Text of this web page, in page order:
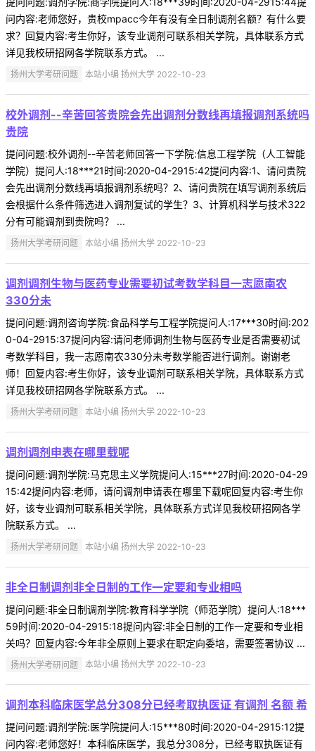
问内容:老师您好，贵校mpacc今年有没有全日制调剂名额？有什么要
求？回复内容:考生你好，该专业调剂可联系相关学院，具体联系方式
详见我校研招网各学院联系方式。 ...
扬州大学考研问题 本站小编 扬州大学 2022-10-23
校外调剂--辛苦回答贵院会先出调剂分数线再填报调剂系统吗
贵院
提问问题:校外调剂--辛苦老师回答一下学院:信息工程学院（人工智能
学院）提问人:18***21时间:2020-04-2915:42提问内容:1、请问贵院
会先出调剂分数线再填报调剂系统吗？2、请问贵院在填写调剂系统后
会根据什么条件筛选进入调剂复试的学生？3、计算机科学与技术322
分有可能调剂到贵院吗？ ...
扬州大学考研问题 本站小编 扬州大学 2022-10-23
调剂调剂生物与医药专业需要初试考数学科目一志愿南农
330分未
提问问题:调剂咨询学院:食品科学与工程学院提问人:17***30时间:202
0-04-2915:37提问内容:请问老师调剂生物与医药专业是否需要初试
考数学科目，我一志愿南农330分未考数学能否进行调剂。谢谢老
师！回复内容:考生你好，该专业调剂可联系相关学院，具体联系方式
详见我校研招网各学院联系方式。 ...
扬州大学考研问题 本站小编 扬州大学 2022-10-23
调剂调剂申表在哪里载呢
提问问题:调剂学院:马克思主义学院提问人:15***27时间:2020-04-29
15:42提问内容:老师，请问调剂申请表在哪里下载呢回复内容:考生你
好，该专业调剂可联系相关学院，具体联系方式详见我校研招网各学
院联系方式。 ...
扬州大学考研问题 本站小编 扬州大学 2022-10-23
非全日制调剂非全日制的工作一定要和专业相吗
提问问题:非全日制调剂学院:教育科学学院（师范学院）提问人:18***
59时间:2020-04-2915:18提问内容:非全日制的工作一定要和专业相
关吗？回复内容:今年非全原则上要求在职定向委培，需要签署协议 ...
扬州大学考研问题 本站小编 扬州大学 2022-10-23
调剂本科临床医学总分308分已经考取执医证 有调剂 名额 希
提问问题:调剂学院:医学院提问人:15***80时间:2020-04-2915:12提
问内容:老师您好！本科临床医学，我总分308分，已经考取执医证有